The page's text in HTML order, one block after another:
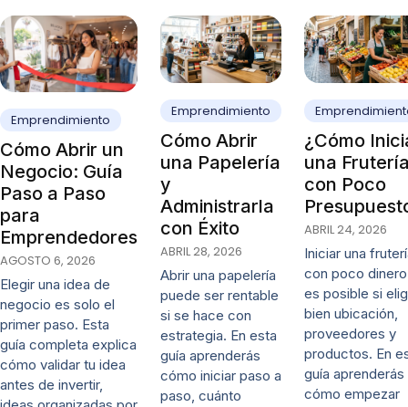
Emprendimiento
Cómo Abrir un
Negocio: Guía
Paso a Paso
para
Emprendedores
AGOSTO 6, 2026
Elegir una idea de
negocio es solo el
primer paso. Esta
guía completa explica
cómo validar tu idea
antes de invertir,
Emprendimiento
Cómo Abrir
una Papelería
y
Administrarla
con Éxito
ABRIL 28, 2026
Abrir una papelería
puede ser rentable
si se hace con
estrategia. En esta
guía aprenderás
cómo iniciar paso a
paso, cuánto
¿Cómo
una
con Poco
ABRIL 24, 2026
Iniciar una
con poco dinero
es posible si
bien ubicación,
proveedores y
productos. En
guía aprenderás
cómo empezar